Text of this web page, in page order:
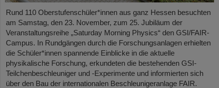
Rund 110 Oberstufenschüler*innen aus ganz Hessen besuchten
am Samstag, den 23. November, zum 25. Jubiläum der
Veranstaltungsreihe „Saturday Morning Physics“ den GSI/FAIR-
Campus. In Rundgängen durch die Forschungsanlagen erhielten
die Schüler*innen spannende Einblicke in die aktuelle
physikalische Forschung, erkundeten die bestehenden GSI-
Teilchenbeschleuniger und -Experimente und informierten sich
über den Bau der internationalen Beschleunigeranlage FAIR.